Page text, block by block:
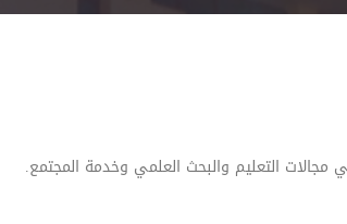
مجالات التعليم والبحث العلمي وخدمة المجتمع.